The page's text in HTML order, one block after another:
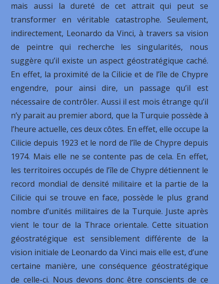
mais aussi la dureté de cet attrait qui peut se
transformer en véritable catastrophe. Seulement,
indirectement, Leonardo da Vinci, à travers sa vision
de peintre qui recherche les singularités, nous
suggère qu’il existe un aspect géostratégique caché.
En effet, la proximité de la Cilicie et de l’île de Chypre
engendre, pour ainsi dire, un passage qu’il est
nécessaire de contrôler. Aussi il est mois étrange qu’il
n’y parait au premier abord, que la Turquie possède à
l’heure actuelle, ces deux côtes. En effet, elle occupe la
Cilicie depuis 1923 et le nord de l’île de Chypre depuis
1974. Mais elle ne se contente pas de cela. En effet,
les territoires occupés de l’île de Chypre détiennent le
record mondial de densité militaire et la partie de la
Cilicie qui se trouve en face, possède le plus grand
nombre d’unités militaires de la Turquie. Juste après
vient le tour de la Thrace orientale. Cette situation
géostratégique est sensiblement différente de la
vision initiale de Leonardo da Vinci mais elle est, d’une
certaine manière, une conséquence géostratégique
de celle-ci. Nous devons donc être conscients de ce